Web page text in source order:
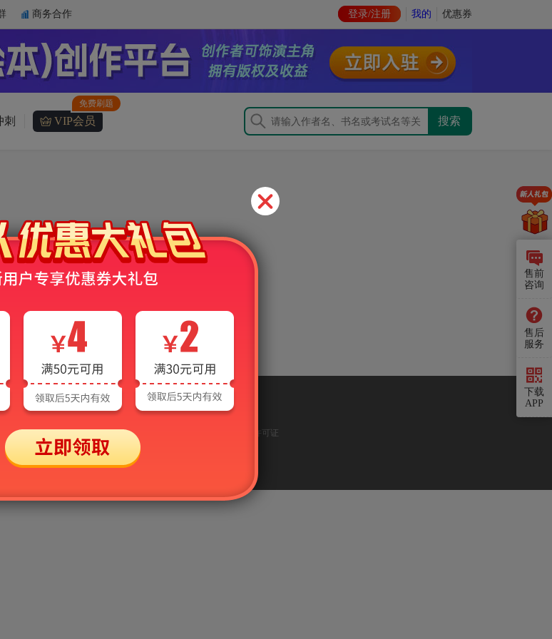
商务合作 登录/注册 我的 优惠券
刺 VIP会员
产品不存在
www.100xuexi.com All rights reserved 圣才学习网 版权所有
8858（09:00-22:00），18001260133（09:00-22:00）
经营许可证 网络文化经营许可证
广播电视节目制作经营许可证
鄂公网安备 42018502007632号
国家高新技术企业
中关村高新技术企业
售前
咨询
售后
服务
下载
APP